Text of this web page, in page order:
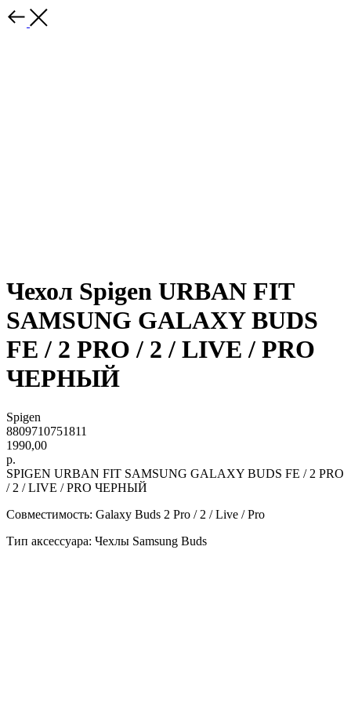
Чехол Spigen URBAN FIT
SAMSUNG GALAXY BUDS
FE / 2 PRO / 2 / LIVE / PRO
ЧЕРНЫЙ
Spigen
8809710751811
1990,00
р.
SPIGEN URBAN FIT SAMSUNG GALAXY BUDS FE / 2 PRO
/ 2 / LIVE / PRO ЧЕРНЫЙ
Совместимость: Galaxy Buds 2 Pro / 2 / Live / Pro
Тип аксессуара: Чехлы Samsung Buds